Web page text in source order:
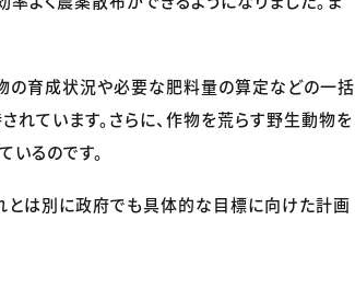
の育成状況や必要な肥料量の算定などの一括
ています。さらに、作物を荒らす野生動物を
るのです。
とは別に政府でも具体的な目標に向けた計画